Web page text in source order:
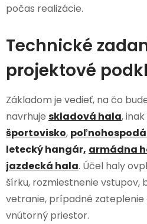
počas realizácie.
Technické
projektové
Základom je vedieť, na čo
navrhuje skladová hala, inak
športovisko,
leteckýhangár, armádna
jazdecká hala. Účel haly
šírku, rozmiestnenie vstupov,
vetranie, prípadné zateplenie
vnútorný priestor.